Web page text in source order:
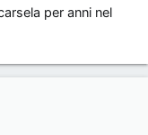
per anni nel